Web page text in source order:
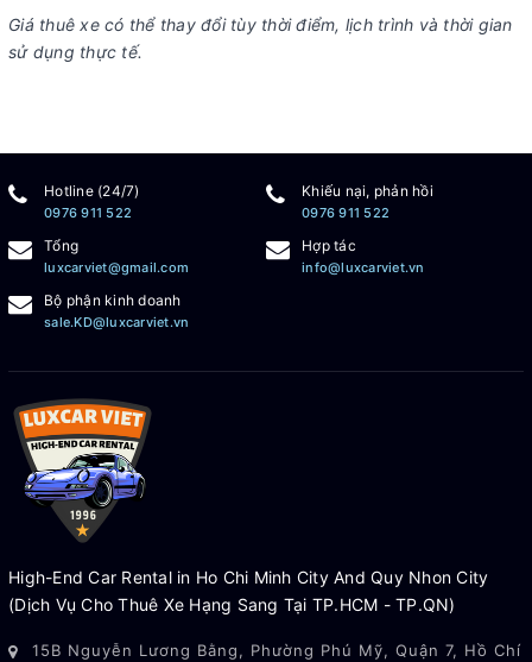
Giá thuê xe có thể thay đổi tùy thời điểm, lịch trình và thời gian
sử dụng thực tế.
tại TP.HCM với đội xe đa dạng từ Mazda3 Sportback, Kia K3,
Mercedes V250 đến các dòng xe doanh nhân và xe VIP cao
Chúng tôi cam kết mang đến trải nghiệm di chuyển chuyên
nghiệp với xe sạch đẹp, tài xế tận tâm, quy trình đặt xe nhanh
chóng và mức giá cạnh tranh.
Thông Tin Liên Hệ
Luxcar Việt
Website:https://luxcarviet.vn
Email:booking@luxcarviet.vn
Chuyên:
Thuê xe Mazda3 Sportback TP.HCM
Thuê xe Mazda3 có tài xế
Thuê xe doanh nhân
Hotline (24/7)
0976 911 522
Khiếu nại, phản hồi
0976 911 522
Tổng
luxcarviet@gmail.com
Hợp tác
info@luxcarviet.vn
Bộ phận kinh doanh
sale.KD@luxcarviet.vn
High-End Car Rental in Ho Chi Minh City And Quy Nhon City
(Dịch Vụ Cho Thuê Xe Hạng Sang Tại TP.HCM - TP.QN)
15B Nguyễn Lương Bằng, Phường Phú Mỹ, Quận 7, Hồ Chí